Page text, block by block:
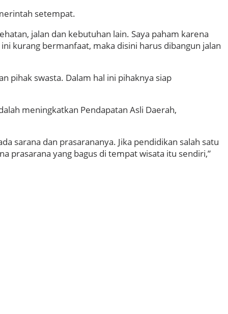
setempat.
jalan dan kebutuhan lain. Saya paham karena
kurang bermanfaat, maka disini harus dibangun jalan
pihak swasta. Dalam hal ini pihaknya siap
meningkatkan Pendapatan Asli Daerah,
sarana dan prasarananya. Jika pendidikan salah satu
prasarana yang bagus di tempat wisata itu sendiri,”